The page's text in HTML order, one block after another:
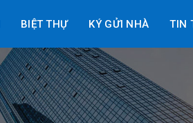
BIỆT THỰ KÝ GỬI NHÀ TIN